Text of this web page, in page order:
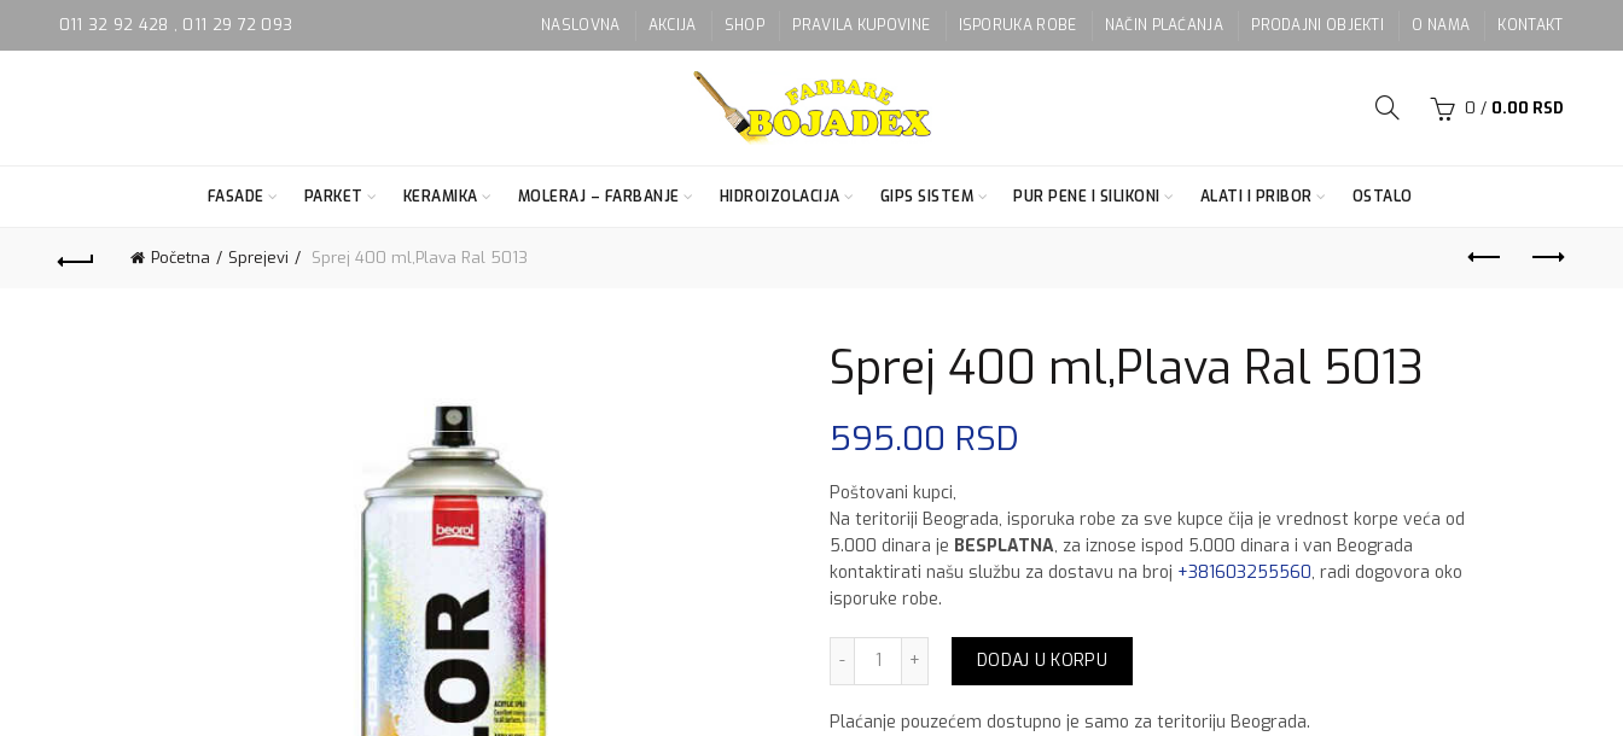
011 32 92 428 , 011 29 72 093 NASLOVNA AKCIJA SHOP PRAVILA KUPOVINE ISPORUKA ROBE NAČIN PLAĆANJA PRODAJNI OBJEKTI O NAMA KONTAKT
0 / 0.00 RSD
FASADE PARKET KERAMIKA MOLERAJ – FARBANJE HIDROIZOLACIJA GIPS SISTEM PUR PENE I SILIKONI ALATI I PRIBOR OSTALO
Početna Sprejevi Sprej 400 ml,Plava Ral 5013
Sprej 400 ml,Plava Ral 5013
595.00 RSD
Poštovani kupci,
Na teritoriji Beograda, isporuka robe za sve kupce čija je vrednost korpe veća od
5.000 dinara je BESPLATNA, za iznose ispod 5.000 dinara i van Beograda
kontaktirati našu službu za dostavu na broj +381603255560, radi dogovora oko
isporuke robe.
Sprej 400 ml,Plava Ral 5013 količina
DODAJ U KORPU
Plaćanje pouzećem dostupno je samo za teritoriju Beograda.